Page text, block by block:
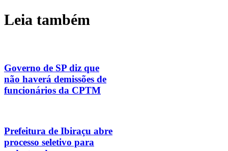
Leia também
Governo de SP diz que
não haverá demissões de
funcionários da CPTM
Prefeitura de Ibiraçu abre
processo seletivo para